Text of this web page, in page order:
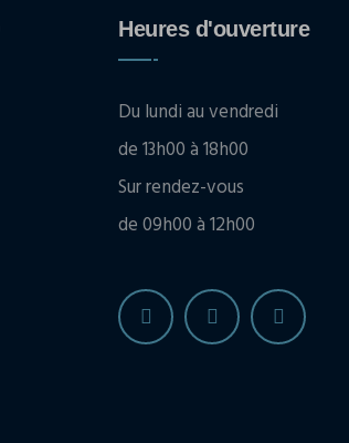
Heures d'ouverture
Du lundi au vendredi
de 13h00 à 18h00
Sur rendez-vous
de 09h00 à 12h00